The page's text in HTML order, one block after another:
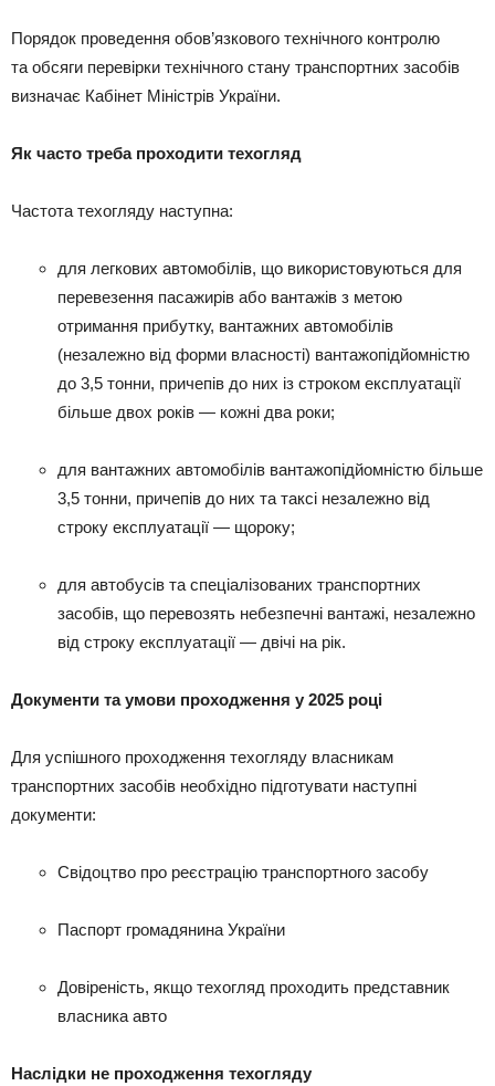
Порядок проведення обов’язкового технічного контролю
та обсяги перевірки технічного стану транспортних засобів
визначає Кабінет Міністрів України.
Як часто треба проходити техогляд
Частота техогляду наступна:
для легкових автомобілів, що використовуються для
перевезення пасажирів або вантажів з метою
отримання прибутку, вантажних автомобілів
(незалежно від форми власності) вантажопідйомністю
до 3,5 тонни, причепів до них із строком експлуатації
більше двох років — кожні два роки;
для вантажних автомобілів вантажопідйомністю більше
3,5 тонни, причепів до них та таксі незалежно від
строку експлуатації — щороку;
для автобусів та спеціалізованих транспортних
засобів, що перевозять небезпечні вантажі, незалежно
від строку експлуатації — двічі на рік.
Документи та умови проходження у 2025 році
Для успішного проходження техогляду власникам
транспортних засобів необхідно підготувати наступні
документи:
Свідоцтво про реєстрацію транспортного засобу
Паспорт громадянина України
Довіреність, якщо техогляд проходить представник
власника авто
Наслідки не проходження техогляду